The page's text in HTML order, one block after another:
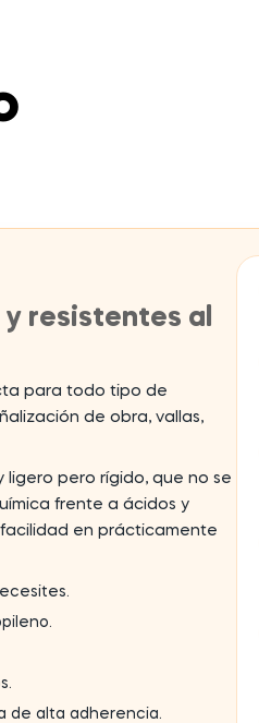
resistentes al
para todo tipo de
de obra, vallas,
ligero pero rígido, que no se
frente a ácidos y
en prácticamente
de alta adherencia.